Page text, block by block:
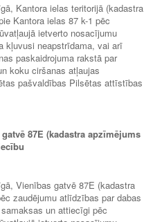
Kantora ielas teritorijā (kadastra
Kantora ielas 87 k-1 pēc
ietverto nosacījumu
kļuvusi neapstrīdama, vai arī
paskaidrojuma rakstā par
koku ciršanas atļaujas
pašvaldības Pilsētas attīstības
87E (kadastra apzīmējums
Vienības gatvē 87E (kadastra
zaudējumu atlīdzības par dabas
un attiecīgi pēc